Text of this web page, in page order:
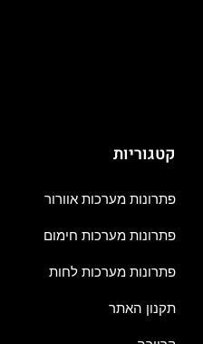
קטגוריות
פתרונות מערכות אוורור
פתרונות מערכות חימום
פתרונות מערכות לחות
תקנון האתר